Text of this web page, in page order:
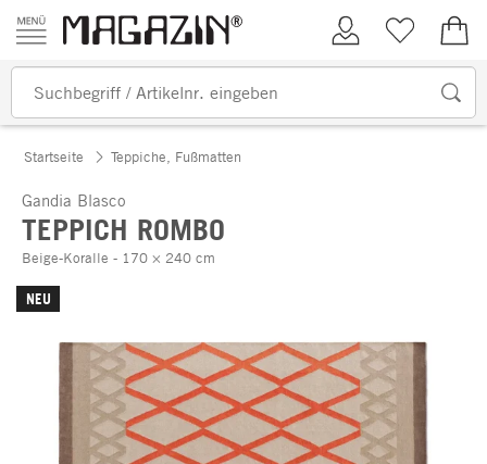
Zum Inhalt springen
Kundenkonto
Merkliste
Startseite Teppiche, Fußmatten
Gandia Blasco
TEPPICH ROMBO
Beige-Koralle - 170 × 240 cm
NEU